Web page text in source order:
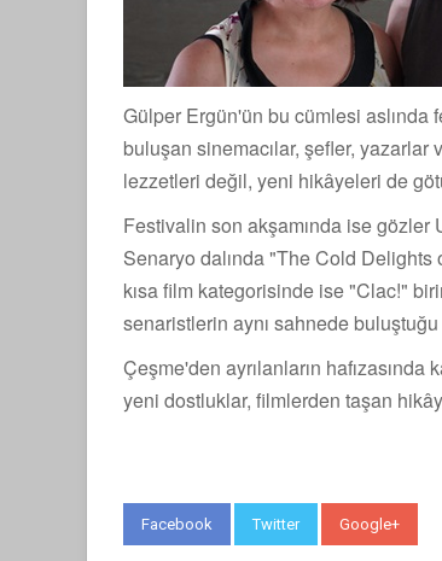
Gülper Ergün'ün bu cümlesi aslında
buluşan sinemacılar, şefler, yazarlar
lezzetleri değil, yeni hikâyeleri de
Festivalin son akşamında ise gözler
Senaryo dalında "The Cold
kısa film kategorisinde ise "Clac!"
senaristlerin aynı sahnede
Çeşme'den ayrılanların
yeni dostluklar, filmlerden taşan
Facebook Twitter Google+